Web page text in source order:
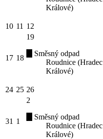
Králové)
10 11 12
17 18
19
Směsný odpad
Roudnice (Hradec
Králové)
24 25 26
31 1
2
Směsný odpad
Roudnice (Hradec
Králové)